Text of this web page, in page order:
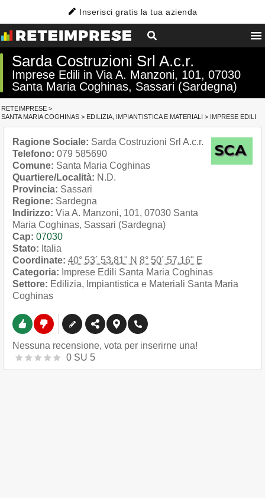
Inserisci gratis la tua azienda
Sarda Costruzioni Srl A.c.r.
Imprese Edili in Via A. Manzoni, 101, 07030
Santa Maria Coghinas, Sassari (Sardegna)
RETEIMPRESE >
SANTA MARIA COGHINAS > EDILIZIA, IMPIANTISTICA E MATERIALI > IMPRESE EDILI
Ragione Sociale: Sarda Costruzioni Srl A.c.r.
Telefono: 079 585690
Comune: Santa Maria Coghinas
Quartiere/Località: N.D.
Provincia: Sassari
Regione: Sardegna
Indirizzo: Via A. Manzoni, 101, 07030 Santa
Maria Coghinas, Sassari (Sardegna)
Cap: 07030
Stato: Italia
Coordinate: 40° 53´ 53.81" N 8° 50´ 57.16" E
Categoria: Imprese Edili Santa Maria Coghinas
Settore: Edilizia, Impiantistica e Materiali Santa Maria
Coghinas
Nessuna recensione, vota per inserirne una!
0 SU 5